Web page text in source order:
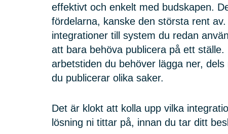
effektivt och enkelt med budskapen.
fördelarna, kanske den största rent
integrationer till system du redan
att bara behöva publicera på ett
arbetstiden du behöver lägga ner,
du publicerar olika saker.
Det är klokt att kolla upp vilka
lösning ni tittar på, innan du tar ditt